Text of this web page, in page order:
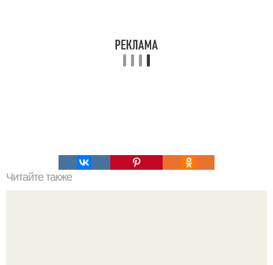
Читайте также